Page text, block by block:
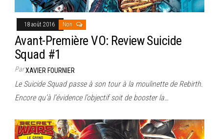
18 août 2016 Non
Avant-Première VO: Review Suicide
Squad #1
ParXAVIER FOURNIER
Le Suicide Squad passe à son tour à la moulinette de Rebirth.
Encore qu’à l’évidence l’objectif soit de booster la…